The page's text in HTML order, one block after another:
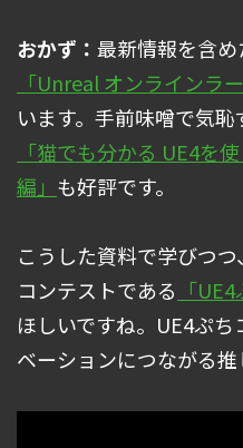
おかず： 最新情報を含
「Unreal オンラインラ
います。手前味噌で気恥
「猫でも分かる UE4を
編」 も好評です。
こうした資料で学びつ
コンテストである 「
ほしいですね。UE4ぷ
ベーションにつながる推